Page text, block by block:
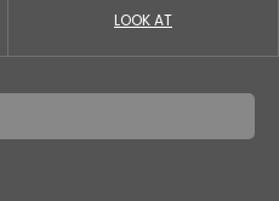
LOOK AT